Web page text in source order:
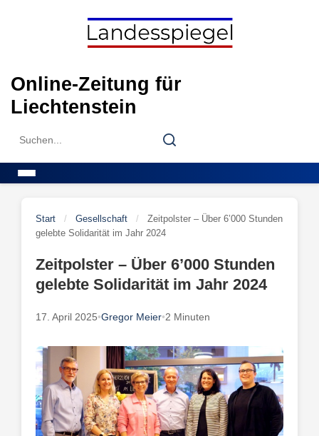
Online-Zeitung für
Liechtenstein
Search
Search
Start / Gesellschaft /
Zeitpolster – Über 6’000 Stunden
gelebte Solidarität im Jahr 2024
Zeitpolster – Über 6’000 Stunden
gelebte Solidarität im Jahr 2024
17. April 2025•Gregor Meier•2 Minuten